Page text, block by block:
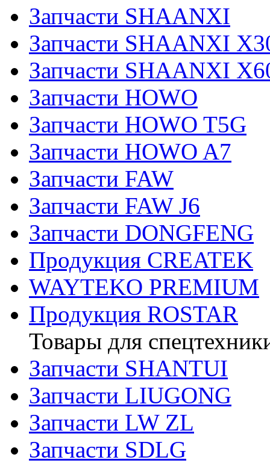
Запчасти SHAANXI
Запчасти SHAANXI
Запчасти SHAANXI
Запчасти HOWO
Запчасти HOWO T5G
Запчасти HOWO A7
Запчасти FAW
Запчасти FAW J6
Запчасти DONGFENG
Продукция CREATEK
WAYTEKO PREMIUM
Продукция ROSTAR
Товары для
Запчасти SHANTUI
Запчасти LIUGONG
Запчасти LW ZL
Запчасти SDLG